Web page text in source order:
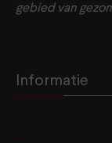
gebied van
Informatie